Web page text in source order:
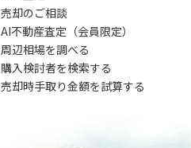
売却のご相談
AI不動産査定（会員限定）
周辺相場を調べる
購入検討者を検索する
売却時手取り金額を試算する